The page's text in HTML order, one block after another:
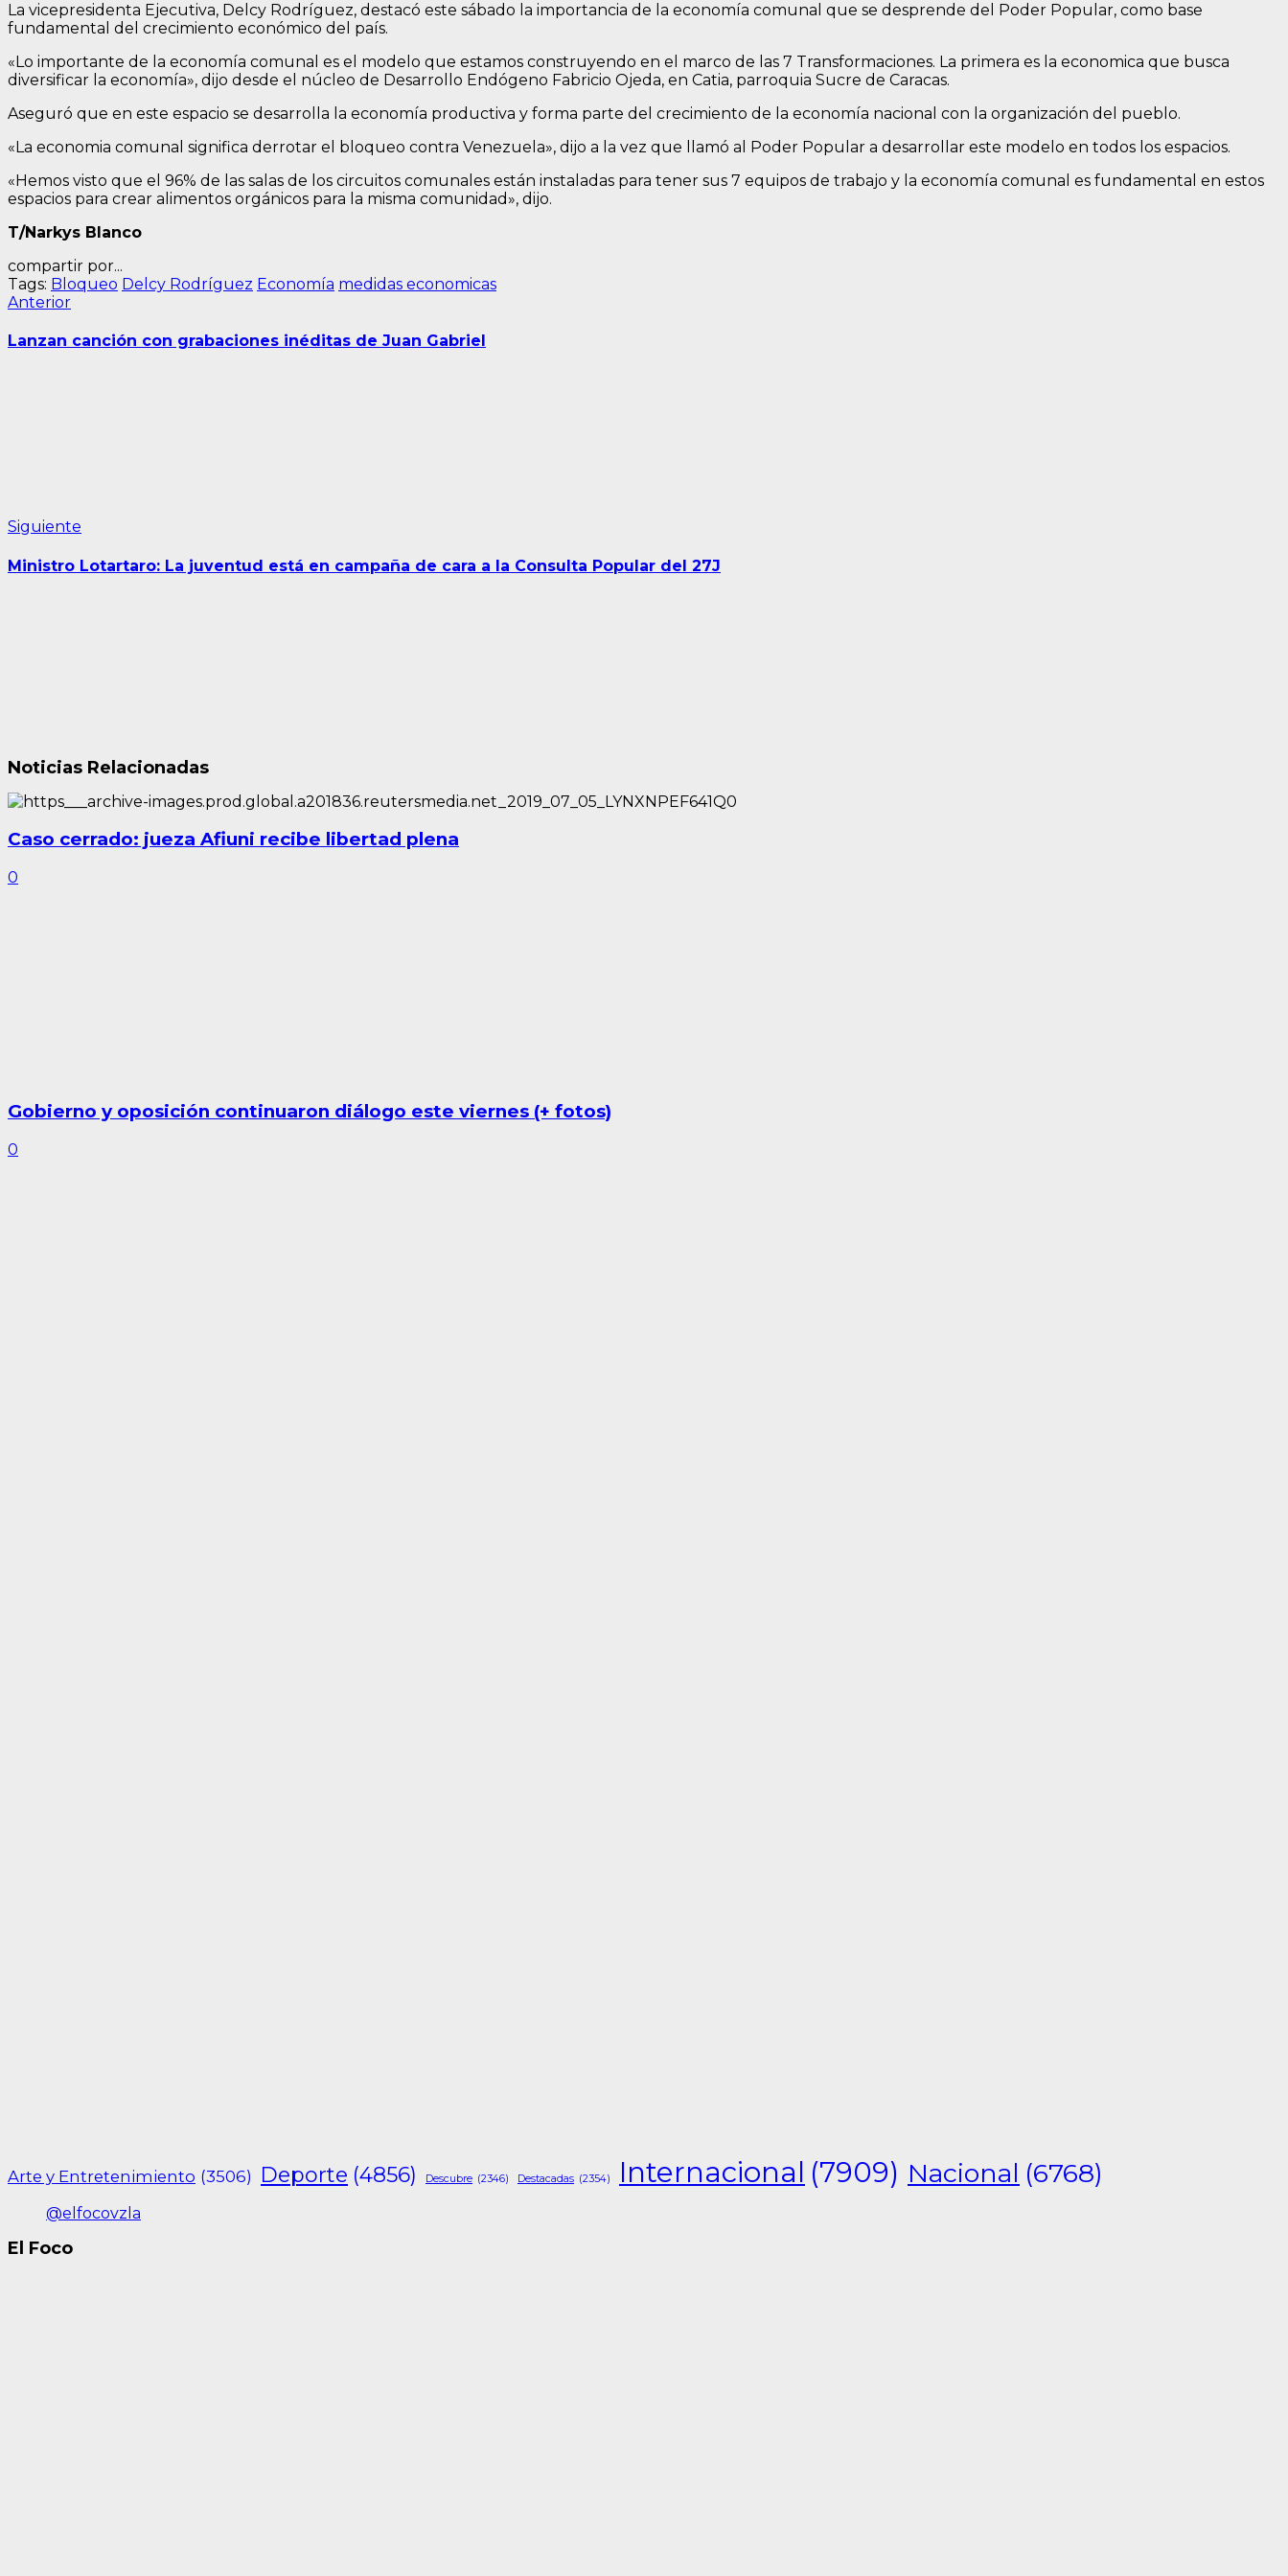
La vicepresidenta Ejecutiva, Delcy Rodríguez, destacó este sábado la importancia de la economía comunal que se desprende del Poder Popular, como base
fundamental del crecimiento económico del país.
«Lo importante de la economía comunal es el modelo que estamos construyendo en el marco de las 7 Transformaciones. La primera es la economica que busca
diversificar la economía», dijo desde el núcleo de Desarrollo Endógeno Fabricio Ojeda, en Catia, parroquia Sucre de Caracas.
Aseguró que en este espacio se desarrolla la economía productiva y forma parte del crecimiento de la economía nacional con la organización del pueblo.
«La economia comunal significa derrotar el bloqueo contra Venezuela», dijo a la vez que llamó al Poder Popular a desarrollar este modelo en todos los espacios.
«Hemos visto que el 96% de las salas de los circuitos comunales están instaladas para tener sus 7 equipos de trabajo y la economía comunal es fundamental en estos
espacios para crear alimentos orgánicos para la misma comunidad», dijo.
T/Narkys Blanco
compartir por...
Tags: Bloqueo Delcy Rodríguez Economía medidas economicas
Navegación
de
AnteriorEntrada
Lanzan canción con grabaciones inéditas de Juan Gabriel
Siguiente
Ministro Lotartaro: La juventud está en campaña de cara a la Consulta Popular del 27J
Noticias Relacionadas
Caso cerrado: jueza Afiuni recibe libertad plena
0
Gobierno y oposición continuaron diálogo este viernes (+ fotos)
0
Arte y Entretenimiento (3506) Deporte (4856) Descubre (2346) Destacadas (2354) Internacional (7909) Nacional (6768)
@elfocovzla
El Foco